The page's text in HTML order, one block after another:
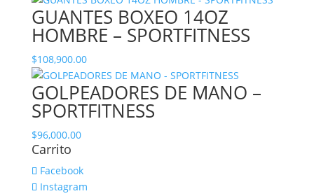
GUANTES BOXEO 14OZ
HOMBRE – SPORTFITNESS
$108,900.00
GOLPEADORES DE MANO –
SPORTFITNESS
$96,000.00
Carrito
Facebook
Instagram